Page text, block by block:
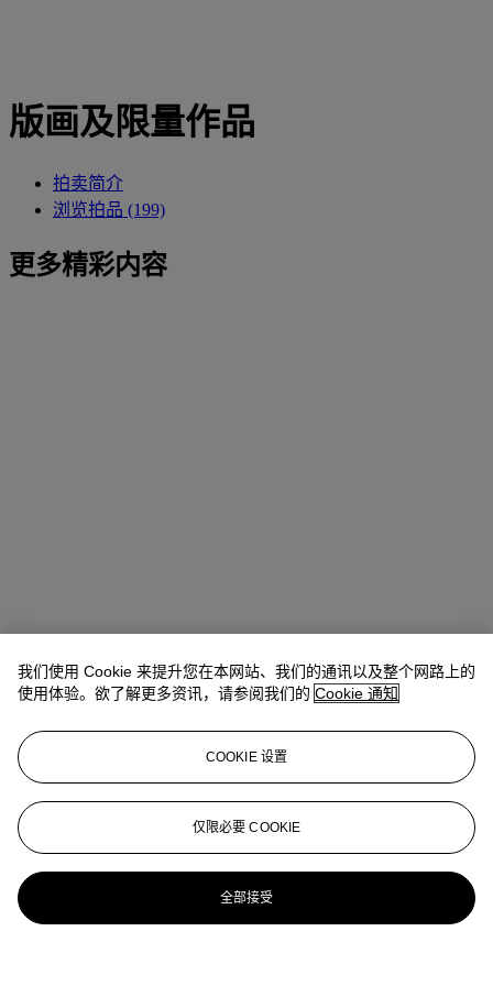
版画及限量作品
拍卖简介
浏览拍品 (199)
更多精彩内容
我们使用 Cookie 来提升您在本网站、我们的通讯以及整个网路上的
使用体验。欲了解更多资讯，请参阅我们的 Cookie 通知
COOKIE 设置
仅限必要 COOKIE
全部接受